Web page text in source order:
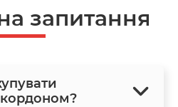
запитання
кордоном?